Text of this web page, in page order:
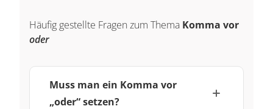
Häufig gestellte Fragen zum Thema Komma vor
oder
Muss man ein Komma vor
„oder“ setzen?